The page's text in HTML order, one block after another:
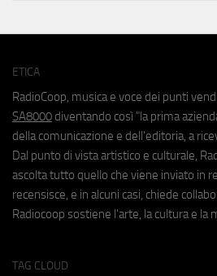
ETICA
RadioCoop, musica e voce dei punti
SA8000 diventando così "la prima
della comunicazione e dell'editoria, a
Dal punto di vista artistico e culturale,
ascolta tutto quello che viene inviato in
recensisce, e in alcuni casi, chiede
Radiocoop sostiene l'arte, la cultura e la
TAG CLOUD